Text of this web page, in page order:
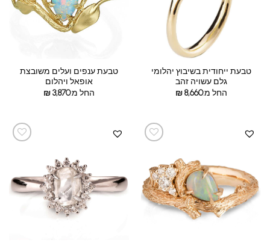
טבעת ייחודית בשיבוץ יהלומי
גלם עשויה זהב
החל מ:
₪8,660
טבעת ענפים ועלים משובצת
אופאל ויהלום
החל מ:
₪3,870